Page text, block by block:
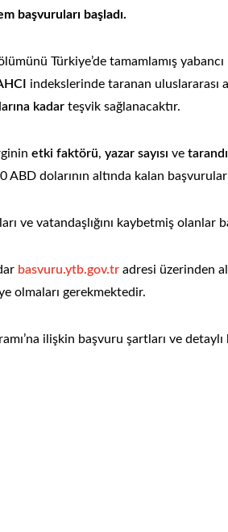
başvuruları başladı.
Türkiye’de tamamlamış
indekslerinde taranan uluslararası
kadar teşvik sağlanacaktır.
etki faktörü, yazar sayısı ve
dolarının altında kalan
ve vatandaşlığını kaybetmiş olanlar
basvuru.ytb.gov.tr adresi üzerinden
olmaları gerekmektedir.
ilişkin başvuru şartları ve